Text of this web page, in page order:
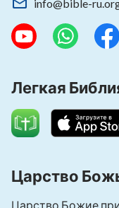
info@bible-
Легкая
Царство
Царство Божие